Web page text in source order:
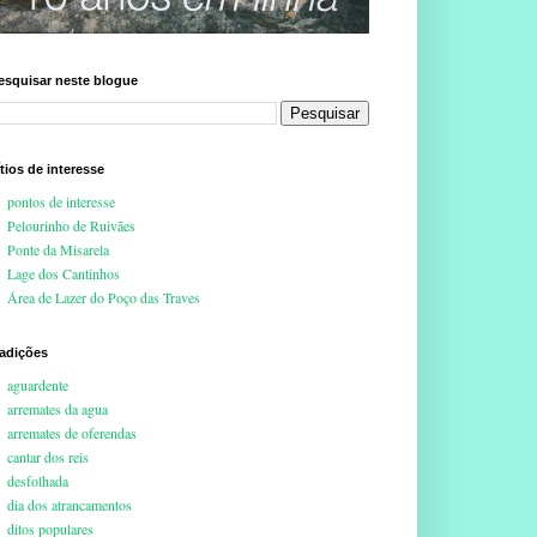
neste blogue
de interesse
pontos de interesse
Pelourinho de Ruivães
Ponte da Misarela
Lage dos Cantinhos
Área de Lazer do Poço das Traves
aguardente
arremates da agua
arremates de oferendas
cantar dos reis
desfolhada
dia dos atrancamentos
ditos populares